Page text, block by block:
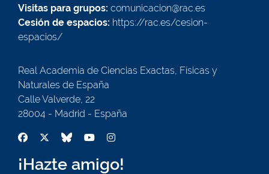
Visitas para grupos: comunicacion@rac.es
Cesión de espacios: https://rac.es/cesion-
espacios/
Real Academia de Ciencias Exactas, Físicas y
Naturales de España
Calle Valverde, 22
28004 - Madrid - España
¡Hazte amigo!